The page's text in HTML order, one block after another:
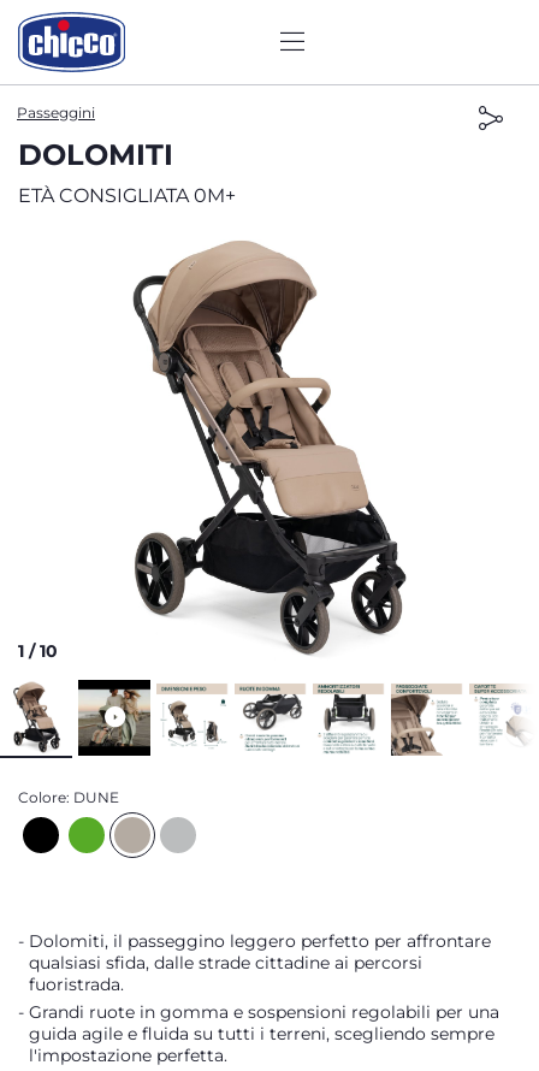
Passeggini
DOLOMITI
ETÀ CONSIGLIATA 0M+
1 /10
Colore: DUNE
Dolomiti, il passeggino leggero perfetto per affrontare
qualsiasi sfida, dalle strade cittadine ai percorsi
fuoristrada.
Grandi ruote in gomma e sospensioni regolabili per una
guida agile e fluida su tutti i terreni, scegliendo sempre
l'impostazione perfetta.